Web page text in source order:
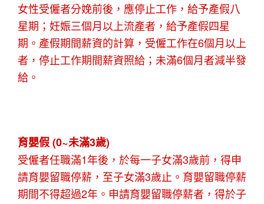
女性受僱者分娩前後，應停止工作，給予產假八
星期；妊娠三個月以上流產者，給予產假四星
期。產假期間薪資的計算，受僱工作在6個月以上
者，停止工作期間薪資照給；未滿6個月者減半發
給。
育嬰假 (0~未滿3歲)
受僱者任職滿1年後，於每一子女滿3歲前，得申
請育嬰留職停薪，至子女滿3歲止。育嬰留職停薪
期間不得超過2年。申請育嬰留職停薪者，得於子